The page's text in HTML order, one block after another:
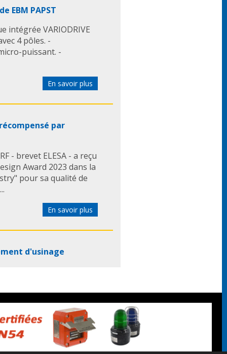
EBM PAPST
intégrée VARIODRIVE
4 pôles. -
puissant. -
En savoir plus
par
- brevet ELESA - a reçu
Award 2023 dans la
pour sa qualité de
En savoir plus
d'usinage
durant vos
le
...
En savoir plus